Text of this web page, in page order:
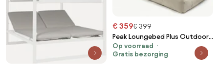
€ 359€ 399
Peak Loungebed Plus Outdoor -
beige
Op voorraad
Gratis bezorging